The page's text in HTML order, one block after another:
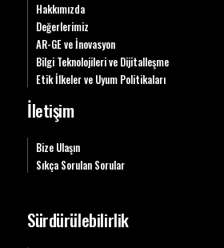
Hakkımızda
Değerlerimiz
AR-GE ve İnovasyon
Bilgi Teknolojileri ve Dijitalleşme
Etik İlkeler ve Uyum Politikaları
İletişim
Bize Ulaşın
Sıkça Sorulan Sorular
Sürdürülebilirlik